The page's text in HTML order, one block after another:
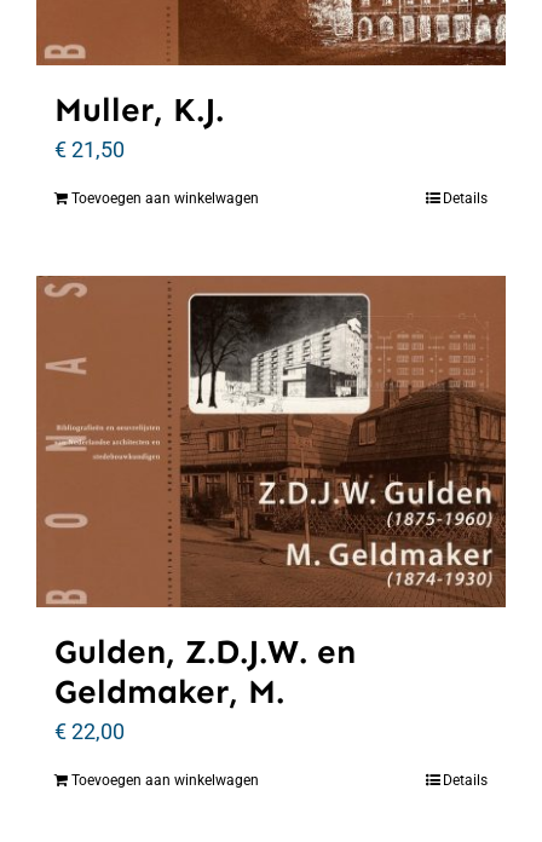
Muller, K.J.
€21,50
Toevoegen aan winkelwagen Details
Gulden, Z.D.J.W. en
Geldmaker, M.
€22,00
Toevoegen aan winkelwagen Details